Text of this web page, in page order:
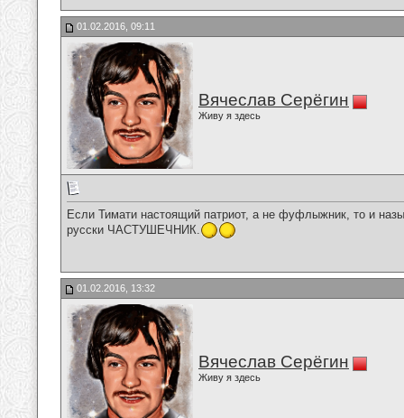
01.02.2016, 09:11
Вячеслав Серёгин
Живу я здесь
Если Тимати настоящий патриот, а не фуфлыжник, то и
русски ЧАСТУШЕЧНИК.
01.02.2016, 13:32
Вячеслав Серёгин
Живу я здесь